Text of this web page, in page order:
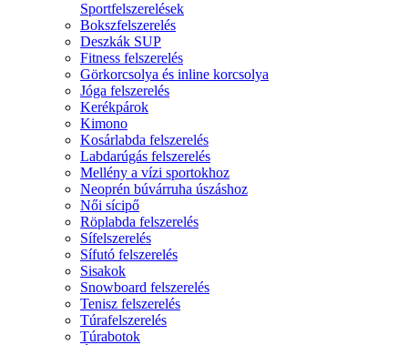
Sportfelszerelések
Bokszfelszerelés
Deszkák SUP
Fitness felszerelés
Görkorcsolya és inline korcsolya
Jóga felszerelés
Kerékpárok
Kimono
Kosárlabda felszerelés
Labdarúgás felszerelés
Mellény a vízi sportokhoz
Neoprén búvárruha úszáshoz
Női sícipő
Röplabda felszerelés
Sífelszerelés
Sífutó felszerelés
Sisakok
Snowboard felszerelés
Tenisz felszerelés
Túrafelszerelés
Túrabotok